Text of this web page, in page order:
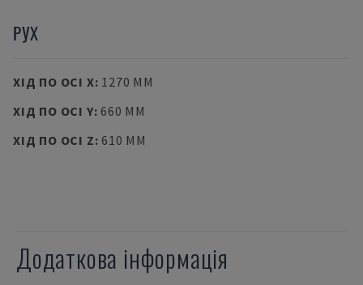
РУХ
ХІД ПО ОСІ X: 1270 MM
ХІД ПО ОСІ Y: 660 MM
ХІД ПО ОСІ Z: 610 MM
Додаткова інформація